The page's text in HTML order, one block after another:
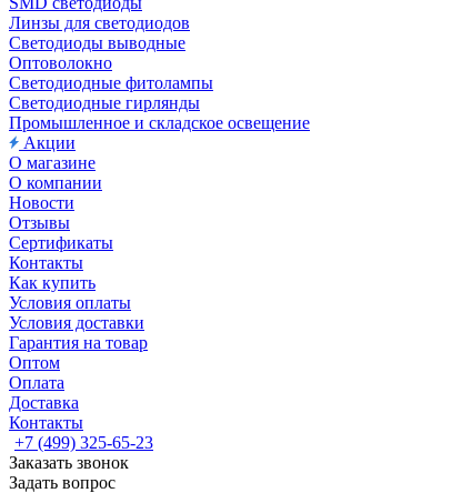
Линзы для светодиодов
Светодиоды выводные
Оптоволокно
Светодиодные фитолампы
Светодиодные гирлянды
Промышленное и складское освещение
Акции
О магазине
О компании
Новости
Отзывы
Сертификаты
Контакты
Как купить
Условия оплаты
Условия доставки
Гарантия на товар
Оптом
Оплата
Доставка
Контакты
+7 (499) 325-65-23
Заказать звонок
Задать вопрос